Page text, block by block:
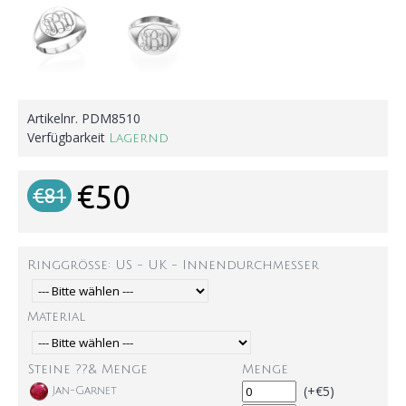
Artikelnr. PDM8510
Verfügbarkeit
Lagernd
€81 €50
Ringgröße: US - UK - Innendurchmesser
Material
Steine ??& Menge Menge
Jan-Garnet
(+€5)